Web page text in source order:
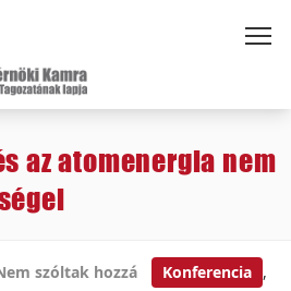
az atomenergia nem
szóltak hozzá Konferencia ,